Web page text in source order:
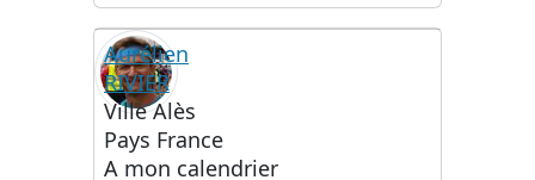
Aurélien
RIVIER
Ville Alès
Pays France
A mon calendrier